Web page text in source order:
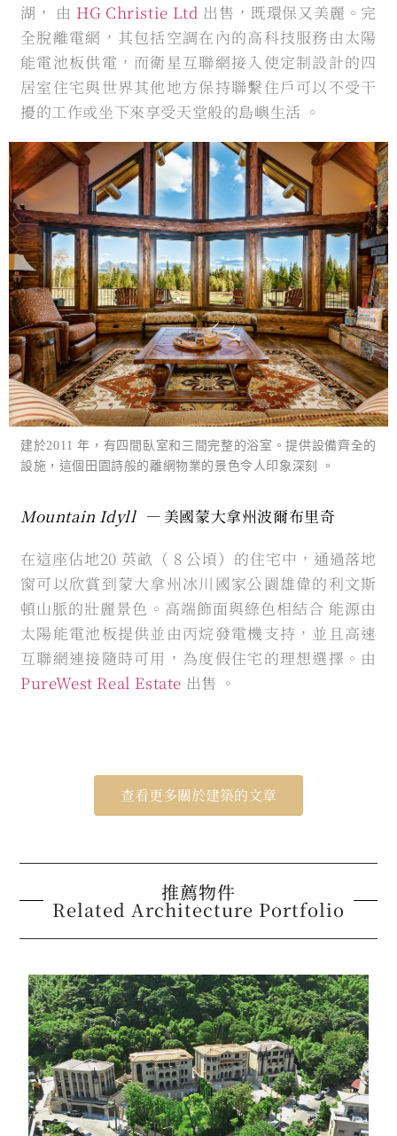
湖， 由 HG Christie Ltd 出售，既環保又美麗。完
全脫離電網，其包括空調在內的高科技服務由太陽
能電池板供電，而衛星互聯網接入使定制設計的四
居室住宅與世界其他地方保持聯繫住戶可以不受干
擾的工作或坐下來享受天堂般的島嶼生活 。
建於2011 年，有四間臥室和三間完整的浴室。提供設備齊全的
設施，這個田園詩般的離網物業的景色令人印象深刻 。
Mountain Idyll — 美國蒙大拿州波爾布里奇
在這座佔地20 英畝（ 8 公頃）的住宅中，通過落地
窗可以欣賞到蒙大拿州冰川國家公園雄偉的利文斯
頓山脈的壯麗景色。高端飾面與綠色相結合 能源由
太陽能電池板提供並由丙烷發電機支持，並且高速
互聯網連接隨時可用，為度假住宅的理想選擇。由
PureWest Real Estate 出售 。
查看更多關於建築的文章
推薦物件
Related Architecture Portfolio